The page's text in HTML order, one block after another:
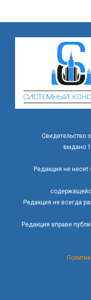
Свидетельство
выдано
Редакция не несет
Редакция не всегда
Редакция вправе